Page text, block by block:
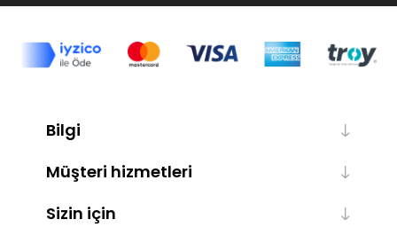
Bilgi
Müşteri hizmetleri
Sizin için